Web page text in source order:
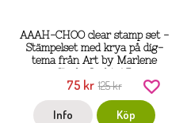
AAAH-CHOO clear stamp set -
Stämpelset med krya på dig-
tema från Art by Marlene
Studio Light A5
75 kr 125 kr
Info Köp